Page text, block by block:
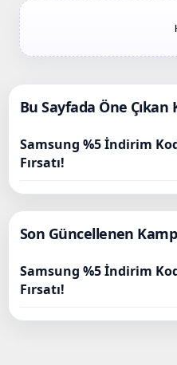
Bu Sayfada Öne Çıkan
Samsung %5 İndirim
Fırsatı!
Son Güncellenen
Samsung %5 İndirim
Fırsatı!